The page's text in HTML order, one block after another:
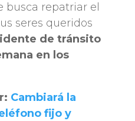
repatriar el
seres queridos
de tránsito
en los
Cambiará la
fijo y